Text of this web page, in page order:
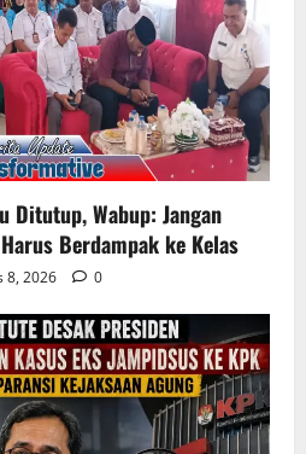
Ditutup, Wabup: Jangan
Berdampak ke Kelas
8, 2026 0